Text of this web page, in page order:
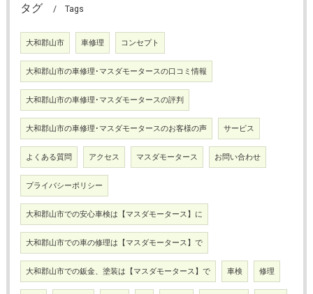
タグ Tags
大和郡山市 車修理 コンセプト
大和郡山市の車修理･マスダモータースの口コミ情報
大和郡山市の車修理･マスダモータースの評判
大和郡山市の車修理･マスダモータースのお客様の声 サービス
よくある質問 アクセス マスダモータース お問い合わせ
プライバシーポリシー
大和郡山市での安心車検は【マスダモータース】に
大和郡山市での車の修理は【マスダモータース】で
大和郡山市での鈑金、塗装は【マスダモータース】で 車検 修理